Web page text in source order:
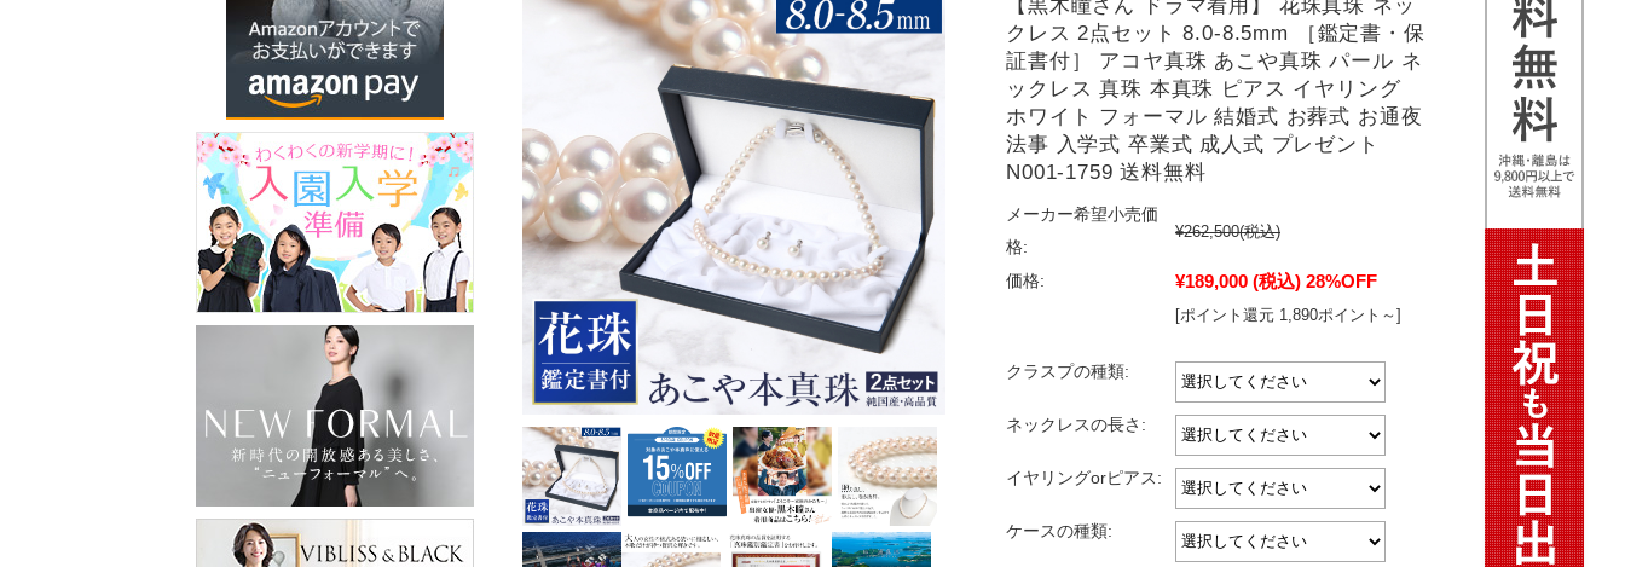
【黒木瞳さん ドラマ着用】 花珠真珠 ネッ
クレス 2点セット 8.0-8.5mm ［鑑定書・保
証書付］ アコヤ真珠 あこや真珠 パール ネ
ックレス 真珠 本真珠 ピアス イヤリング
ホワイト フォーマル 結婚式 お葬式 お通夜
法事 入学式 卒業式 成人式 プレゼント
N001-1759 送料無料
メーカー希望小売価
格:
¥262,500(税込)
価格: ¥189,000 (税込) 28%OFF
[ポイント還元 1,890ポイント～]
クラスプの種類:
ネックレスの長さ:
イヤリングorピアス:
ケースの種類: